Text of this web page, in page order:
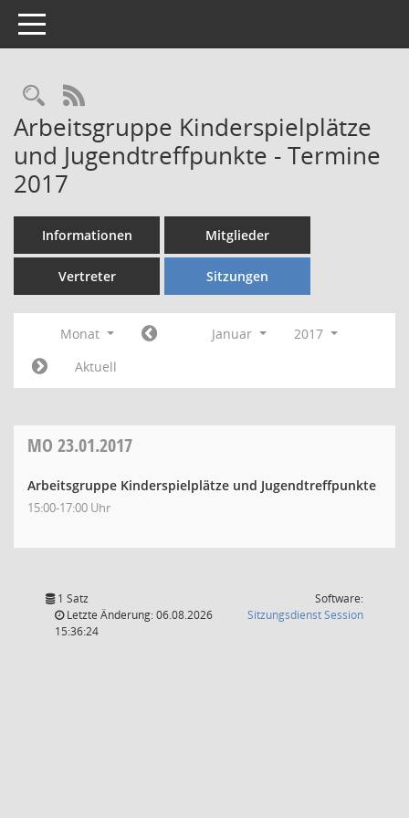
Toggle navigation
Rechercheauswahl
RSS-Feed
Arbeitsgruppe Kinderspielplätze
und Jugendtreffpunkte - Termine
2017
Informationen Mitglieder
Vertreter Sitzungen
Monat Januar
2017
Aktuell
MO 23.01.2017
Arbeitsgruppe Kinderspielplätze und Jugendtreffpunkte
15:00-17:00 Uhr
1 Satz
Letzte Änderung: 06.08.2026
15:36:24
Software:
SitzungsdienstSession(Wird in